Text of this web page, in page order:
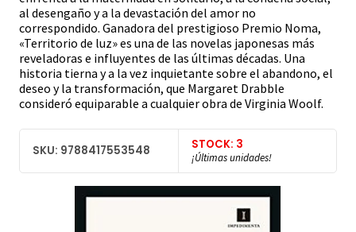
al desengaño y a la devastación del amor no
correspondido. Ganadora del prestigioso Premio Noma,
«Territorio de luz» es una de las novelas japonesas más
reveladoras e influyentes de las últimas décadas. Una
historia tierna y a la vez inquietante sobre el abandono, el
deseo y la transformación, que Margaret Drabble
consideró equiparable a cualquier obra de Virginia Woolf.
SKU: 9788417553548 STOCK: 3
¡Últimas unidades!